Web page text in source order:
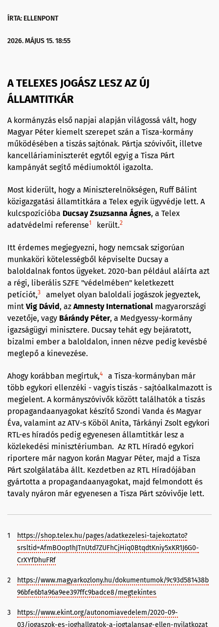
ÍRTA: ELLENPONT
2026. MÁJUS 15. 18:55
A TELEXES JOGÁSZ LESZ AZ ÚJ
ÁLLAMTITKÁR
A kormányzás első napjai alapján világossá vált, hogy
Magyar Péter kiemelt szerepet szán a Tisza-kormány
működésében a tiszás sajtónak. Pártja szóvivőit, illetve
kancelláriaminiszterét egytől egyig a Tisza Párt
kampányát segítő médiumoktól igazolta.
Most kiderült, hogy a Miniszterelnökségen, Ruff Bálint
közigazgatási államtitkára a Telex egyik ügyvédje lett. A
kulcspozícióba Ducsay Zsuzsanna Ágnes, a Telex
adatvédelmi referense1 került.2
Itt érdemes megjegyezni, hogy nemcsak szigorúan
munkaköri kötelességből képviselte Ducsay a
baloldalnak fontos ügyeket. 2020-ban például aláírta azt
a régi, liberális SZFE "védelmében" keletkezett
petíciót,3
amelyet olyan baloldali jogászok jegyeztek,
mint Vig Dávid, az Amnesty International magyarországi
vezetője, vagy Bárándy Péter, a Medgyessy-kormány
igazságügyi minisztere. Ducsay tehát egy bejáratott,
bizalmi ember a baloldalon, innen nézve pedig kevésbé
meglepő a kinevezése.
Ahogy korábban megírtuk,4
a Tisza-kormányban már
több egykori ellenzéki - vagyis tiszás - sajtóalkalmazott is
megjelent. A kormányszóvivők között találhatók a tiszás
propagandaanyagokat készítő Szondi Vanda és Magyar
Éva, valamint az ATV-s Köböl Anita, Tárkányi Zsolt egykori
RTL-es híradós pedig egyenesen államtitkár lesz a
közlekedési minisztériumban. Az RTL Híradó egykori
riportere már nagyon korán Magyar Péter, majd a Tisza
Párt szolgálatába állt. Kezdetben az RTL Híradójában
gyártotta a propagandaanyagokat, majd felmondott és
tavaly nyáron már egyenesen a Tisza Párt szóvivője lett.
1
https://shop.telex.hu/pages/adatkezelesi-tajekoztato?
srsltid=AfmBOop1hJTnUtd7ZUFhCjHiq0BtqdtKniy5xKR1J6G0-
CrXYfDhuFRf
2
https://www.magyarkozlony.hu/dokumentumok/9c93d581438b
96bfe6b1a96a9ee397ffc9badce8/megtekintes
3
https://www.ekint.org/autonomiavedelem/2020-09-
03/jogaszok-es-joghallgatok-a-jogtalansag-ellen-nyilatkozat